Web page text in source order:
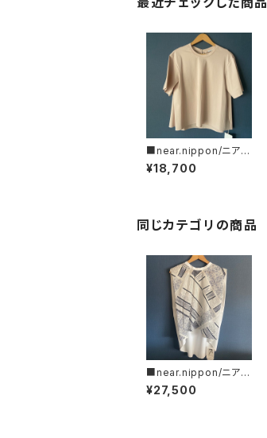
■near.nippon/ニア
ー・ニッポン■フレアー
Tシャツ#445-24■M
¥18,700
同じカテゴリの商品
■near.nippon/ニア
ー・ニッポン■オリジナ
ルトライバル柄 スリー
¥27,500